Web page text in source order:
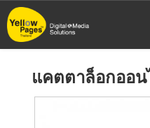
ข้าม
ไป
แคตตาล็อกออ